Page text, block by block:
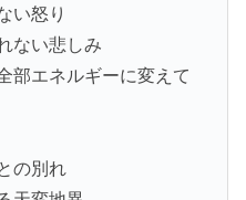
い怒り
ない悲しみ
エネルギーに変えて
の別れ